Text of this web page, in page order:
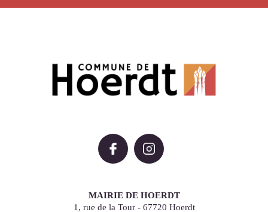
MAIRIE DE HOERDT
1, rue de la Tour - 67720 Hoerdt